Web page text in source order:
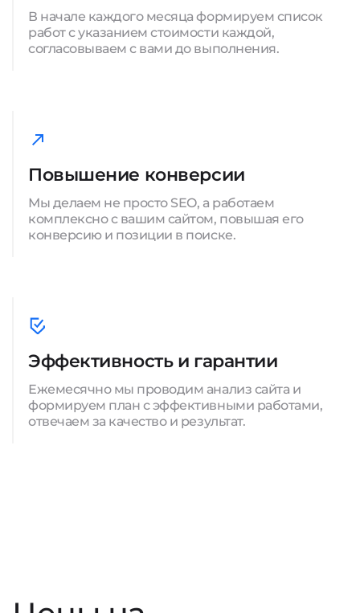
В начале каждого месяца формируем список
работ с указанием стоимости каждой,
согласовываем с вами до выполнения.
Повышение конверсии
Мы делаем не просто SEO, а работаем
комплексно с вашим сайтом, повышая его
конверсию и позиции в поиске.
Эффективность и гарантии
Ежемесячно мы проводим анализ сайта и
формируем план с эффективными работами,
отвечаем за качество и результат.